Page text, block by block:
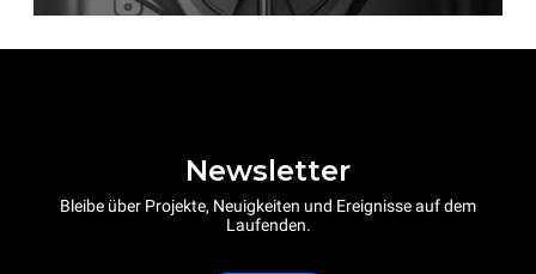
Newsletter
Bleibe über Projekte, Neuigkeiten und Ereignisse auf dem
Laufenden.